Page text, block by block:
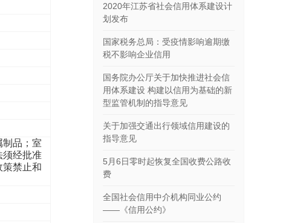
制品；室
须经批准
策禁止和
2020年江苏省社会信用体系建设计
划发布
国家税务总局：受疫情影响逾期缴
税不影响企业信用
国务院办公厅关于加快推进社会信
用体系建设 构建以信用为基础的新
型监管机制的指导意见
关于加强交通出行领域信用建设的
指导意见
5月6日零时起恢复全国收费公路收
费
全国社会信用中介机构同业公约
——《信用公约》